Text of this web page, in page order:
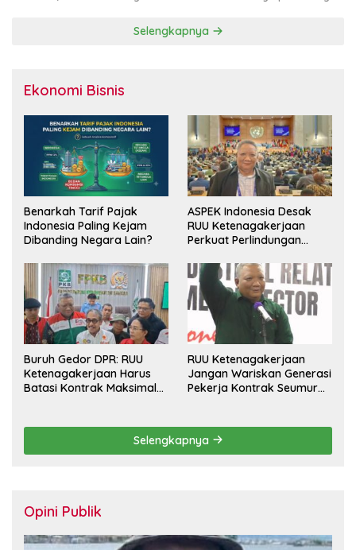
Selengkapnya
Ekonomi Bisnis
Benarkah Tarif Pajak
Indonesia Paling Kejam
Dibanding Negara Lain?
ASPEK Indonesia Desak
RUU Ketenagakerjaan
Perkuat Perlindungan
Pesangon
Buruh Gedor DPR: RUU
Ketenagakerjaan Harus
Batasi Kontrak Maksimal
RUU Ketenagakerjaan
Jangan Wariskan Generasi
Pekerja Kontrak Seumur
Selengkapnya
Opini Publik